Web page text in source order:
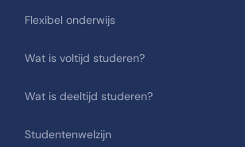
Flexibel onderwijs
Wat is voltijd studeren?
Wat is deeltijd studeren?
Studentenwelzijn